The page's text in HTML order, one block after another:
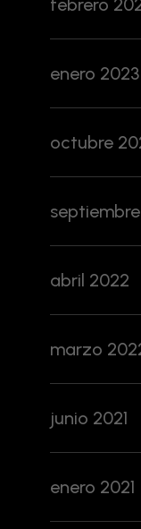
febrero
enero 2023
octubre
abril 2022
marzo
junio 2021
enero 2021